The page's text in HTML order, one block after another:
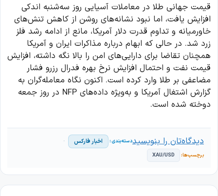
قیمت جهانی طلا در معاملات آسیایی روز سه‌شنبه اندکی
افزایش یافت، اما نبود نشانه‌های روشن از کاهش تنش‌های
خاورمیانه و تداوم قدرت دلار آمریکا، مانع از ادامه رشد فلز
زرد شد. در حالی که ابهام درباره مذاکرات ایران و آمریکا
همچنان تقاضا برای دارایی‌های امن را بالا نگه داشته، افزایش
قیمت نفت و احتمال افزایش نرخ بهره فدرال رزرو فشار
مضاعفی بر طلا وارد کرده است. اکنون نگاه معامله‌گران به
گزارش اشتغال آمریکا و به‌ویژه داده‌های NFP در روز جمعه
دوخته شده است.
اخبار فارکس
XAU/USD
دیدگاه‌تان را بنویسید